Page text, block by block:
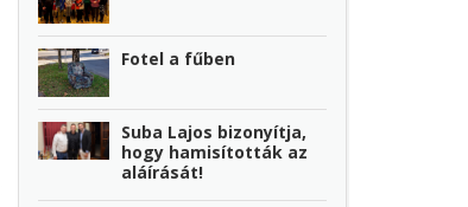
Fotel a fűben
Suba Lajos bizonyítja,
hogy hamisították az
aláírását!